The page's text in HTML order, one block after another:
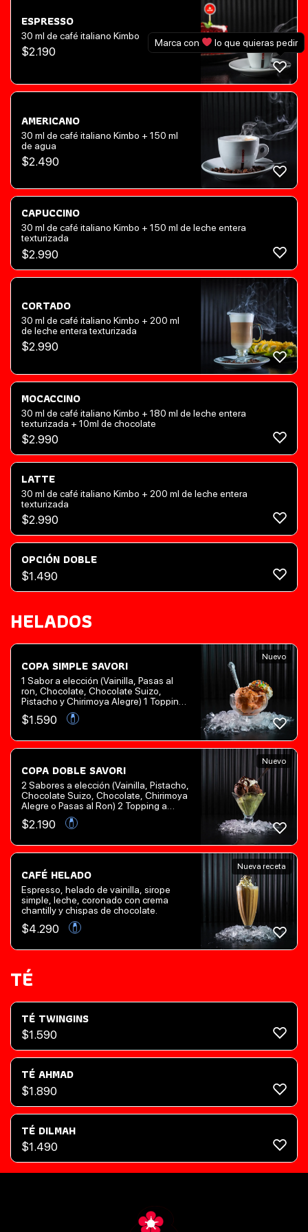
ESPRESSO
30 ml de café italiano Kimbo
$2.190
AMERICANO
30 ml de café italiano Kimbo + 150 ml
de agua
$2.490
CAPUCCINO
30 ml de café italiano Kimbo + 150 ml de leche entera
texturizada
$2.990
CORTADO
30 ml de café italiano Kimbo + 200 ml
de leche entera texturizada
$2.990
MOCACCINO
30 ml de café italiano Kimbo + 180 ml de leche entera
texturizada + 10ml de chocolate
$2.990
LATTE
30 ml de café italiano Kimbo + 200 ml de leche entera
texturizada
$2.990
OPCIÓN DOBLE
$1.490
HELADOS
COPA SIMPLE SAVORI
1 Sabor a elección (Vainilla, Pasas al
ron, Chocolate, Chocolate Suizo,
Pistacho y Chirimoya Alegre) 1 Topping
a elección (Chispas de colores o
Chispas de chocolate) 1 Salsa a
Caramelo o Salsa de Frambuesa)
$1.590
Nuevo
COPA DOBLE SAVORI
2 Sabores a elección (Vainilla, Pistacho,
Chocolate Suizo, Chocolate, Chirimoya
Alegre o Pasas al Ron) 2 Topping a
elección (Chispas de colores o Chispas
de chocolate) 2 Salsas a elección
o Salsa de Frambuesa)
$2.190
Nuevo
CAFÉ HELADO
Espresso, helado de vainilla, sirope
simple, leche, coronado con crema
chantilly y chispas de chocolate.
$4.290
Nueva receta
TÉ
TÉ TWINGINS
$1.590
TÉ AHMAD
$1.890
TÉ DILMAH
$1.490
Marca con lo que quieras pedir